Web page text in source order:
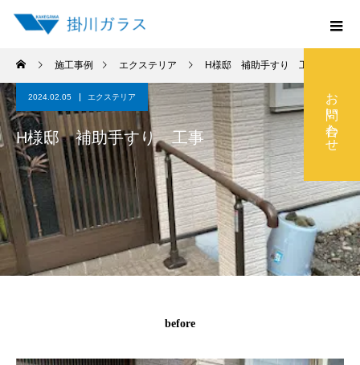
お問い合わせ
施工事例 エクステリア H様邸 補助手すり 工事
2024.02.05 エクステリア
H様邸 補助手すり 工事
before